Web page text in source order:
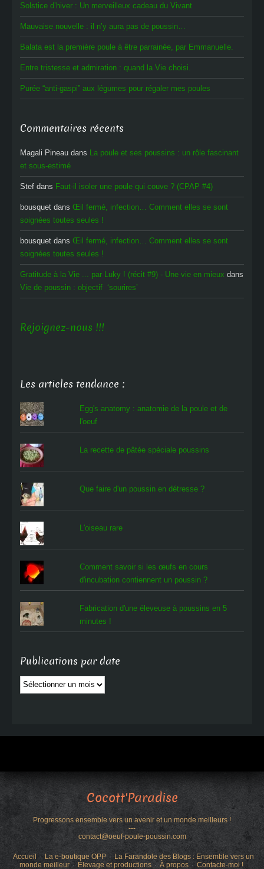
Solstice d’hiver : Un merveilleux cadeau du Vivant
Mauvaise nouvelle : il n’y aura pas de poussin…
Balata est la première poule à être parrainée, par Emmanuelle.
Entre tristesse et admiration : quand la Vie choisi.
Purée “anti-gaspi” aux légumes pour régaler mes poules
Commentaires récents
Magali Pineau dans La poule et ses poussins : un rôle fascinant
et sous-estimé
Stef dans Faut-il isoler une poule qui couve ? (CPAP #4)
bousquet dans Œil fermé, infection… Comment elles se sont
soignées toutes seules !
bousquet dans Œil fermé, infection… Comment elles se sont
soignées toutes seules !
Gratitude à la Vie ... par Luky ! (récit #9) - Une vie en mieux dans
Vie de poussin : objectif ‘sourires’
Rejoignez-nous !!!
Les articles tendance :
Egg's anatomy : anatomie de la poule et de
l'oeuf
La recette de pâtée spéciale poussins
Que faire d'un poussin en détresse ?
L'oiseau rare
Comment savoir si les œufs en cours
d'incubation contiennent un poussin ?
Fabrication d'une éleveuse à poussins en 5
minutes !
Publications par date
Publications
par
Cocott'Paradise
Progressons ensemble vers un avenir et un monde meilleurs !
---
contact@oeuf-poule-poussin.com
Accueil La e-boutique OPP
La Farandole des Blogs : Ensemble vers un
monde meilleur
Élevage et productions À propos
Contacte-moi !